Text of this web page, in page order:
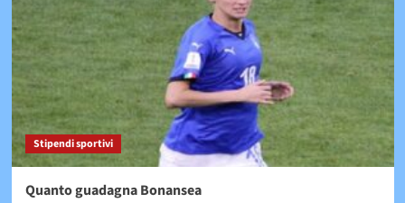
Stipendi sportivi
Quanto guadagna Bonansea